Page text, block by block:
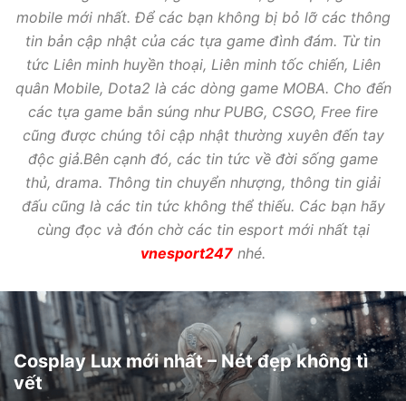
mobile mới nhất. Để các bạn không bị bỏ lỡ các thông
tin bản cập nhật của các tựa game đình đám. Từ tin
tức Liên minh huyền thoại, Liên minh tốc chiến, Liên
quân Mobile, Dota2 là các dòng game MOBA. Cho đến
các tựa game bắn súng như PUBG, CSGO, Free fire
cũng được chúng tôi cập nhật thường xuyên đến tay
độc giả.Bên cạnh đó, các tin tức về đời sống game
thủ, drama. Thông tin chuyển nhượng, thông tin giải
đấu cũng là các tin tức không thể thiếu. Các bạn hãy
cùng đọc và đón chờ các tin esport mới nhất tại
vnesport247 nhé.
Cosplay Lux mới nhất – Nét đẹp không tì
vết